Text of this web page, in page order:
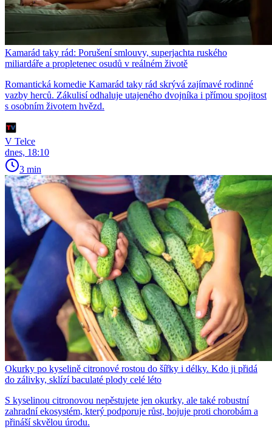
Kamarád taky rád: Porušení smlouvy, superjachta ruského
miliardáře a propletenec osudů v reálném životě
Romantická komedie Kamarád taky rád skrývá zajímavé rodinné
vazby herců. Zákulisí odhaluje utajeného dvojníka i přímou spojitost
s osobním životem hvězd.
V Telce
dnes, 18:10
3 min
Okurky po kyselině citronové rostou do šířky i délky. Kdo ji přidá
do zálivky, sklízí baculaté plody celé léto
S kyselinou citronovou nepěstujete jen okurky, ale také robustní
zahradní ekosystém, který podporuje růst, bojuje proti chorobám a
přináší skvělou úrodu.